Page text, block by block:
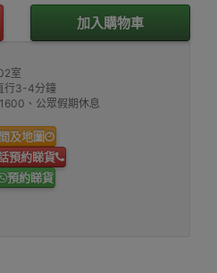
加入購物車
室
行3-4分鐘
、公眾假期休息
及地圖
預約睇貨
預約睇貨